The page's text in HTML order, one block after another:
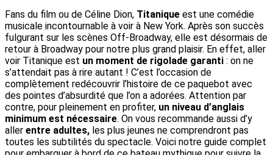
Fans du film ou de Céline Dion, Titanique est une comédie
musicale incontournable à voir à New York. Après son succès
fulgurant sur les scènes Off-Broadway, elle est désormais de
retour à Broadway pour notre plus grand plaisir. En effet, aller
voir Titanique est un moment de rigolade garanti : on ne
s’attendait pas à rire autant ! C’est l’occasion de
complètement redécouvrir l’histoire de ce paquebot avec
des pointes d’absurdité que l’on a adorées. Attention par
contre, pour pleinement en profiter, un niveau d’anglais
minimum est nécessaire. On vous recommande aussi d’y
aller entre adultes, les plus jeunes ne comprendront pas
toutes les subtilités du spectacle. Voici notre guide complet